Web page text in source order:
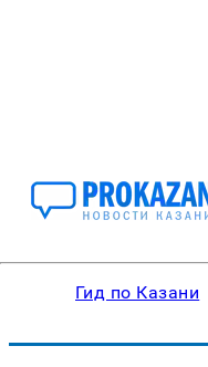
Гид по Казани